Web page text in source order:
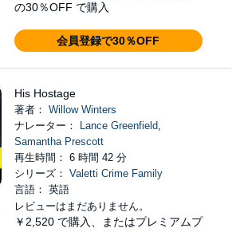
の30％OFF で購入
会員登録で30％OFF
His Hostage
著者： Willow Winters
ナレーター：
Lance Greenfield,
Samantha Prescott
再生時間： 6 時間 42 分
シリーズ： Valetti Crime Family
言語： 英語
レビューはまだありません。
￥2,520 で購入、またはプレミアムプ